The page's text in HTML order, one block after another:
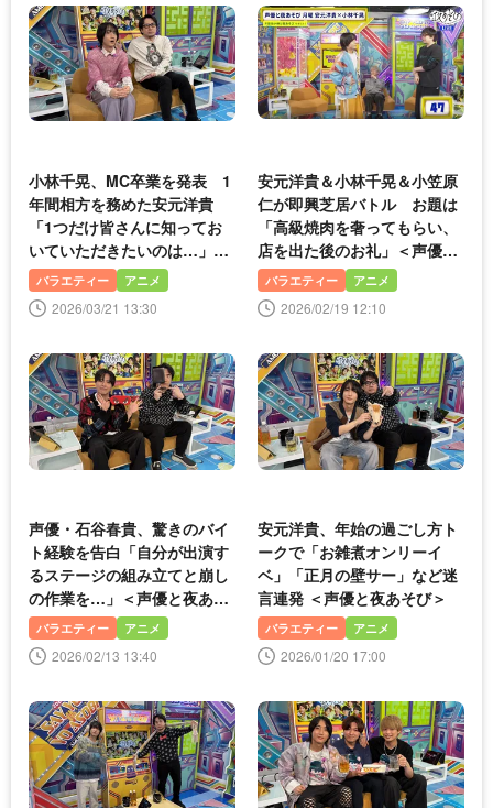
小林千晃、MC卒業を発表 1
年間相方を務めた安元洋貴
「1つだけ皆さんに知ってお
いていただきたいのは…」＜
声優と夜あそび＞
バラエティー アニメ
2026/03/21 13:30
安元洋貴＆小林千晃＆小笠原
仁が即興芝居バトル お題は
「高級焼肉を奢ってもらい、
店を出た後のお礼」＜声優と
夜あそび＞
バラエティー アニメ
2026/02/19 12:10
声優・石谷春貴、驚きのバイ
ト経験を告白「自分が出演す
るステージの組み立てと崩し
の作業を…」＜声優と夜あそ
び＞
バラエティー アニメ
2026/02/13 13:40
安元洋貴、年始の過ごし方ト
ークで「お雑煮オンリーイ
ベ」「正月の壁サー」など迷
言連発 ＜声優と夜あそび＞
バラエティー アニメ
2026/01/20 17:00